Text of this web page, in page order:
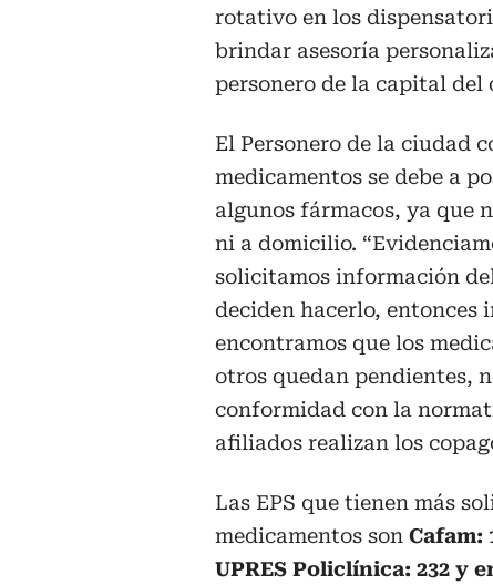
rotativo en los
brindar asesoría
personero de la capital del
El Personero de la ciudad
medicamentos se debe a
algunos fármacos, ya que
ni a domicilio.
solicitamos información
deciden hacerlo, entonces
encontramos que los
otros quedan pendientes,
conformidad con la
afiliados realizan los
Las EPS que tienen más
medicamentos son Cafam:
UPRES Policlínica: 232 y